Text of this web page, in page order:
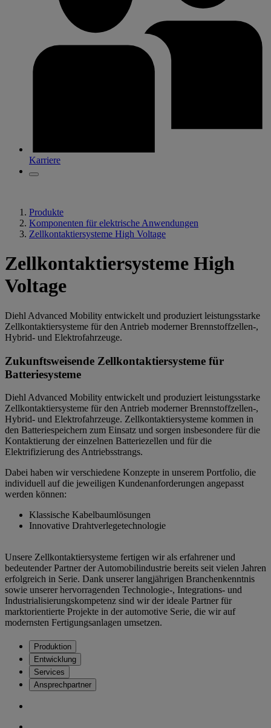
Karriere
Produkte
Komponenten für elektrische Anwendungen
Zellkontaktiersysteme High Voltage
Zellkontaktiersysteme High
Voltage
Diehl Advanced Mobility entwickelt und produziert leistungsstarke
Zellkontaktiersysteme für den Antrieb moderner Brennstoffzellen-,
Hybrid- und Elektrofahrzeuge.
Zukunftsweisende Zellkontaktiersysteme für
Batteriesysteme
Diehl Advanced Mobility entwickelt und produziert leistungsstarke
Zellkontaktiersysteme für den Antrieb moderner Brennstoffzellen-,
Hybrid- und Elektrofahrzeuge. Zellkontaktiersysteme kommen in
den Batteriespeichern zum Einsatz und sorgen insbesondere für die
Kontaktierung der einzelnen Batteriezellen und für die
Elektrifizierung des Antriebsstrangs.
Dabei haben wir verschiedene Konzepte in unserem Portfolio, die
individuell auf die jeweiligen Kundenanforderungen angepasst
werden können:
Klassische Kabelbaumlösungen
Innovative Drahtverlegetechnologie
Unsere Zellkontaktiersysteme fertigen wir als erfahrener und
bedeutender Partner der Automobilindustrie bereits seit vielen Jahren
erfolgreich in Serie. Dank unserer langjährigen Branchenkenntnis
sowie unserer hervorragenden Technologie-, Integrations- und
Industrialisierungskompetenz sind wir der ideale Partner für
marktorientierte Projekte in der automotive Serie, die wir auf
modernsten Fertigungsanlagen umsetzen.
Produktion
Entwicklung
Services
Ansprechpartner